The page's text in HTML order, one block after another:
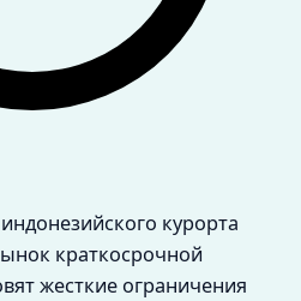
курорта
краткосрочной
жесткие ограничения